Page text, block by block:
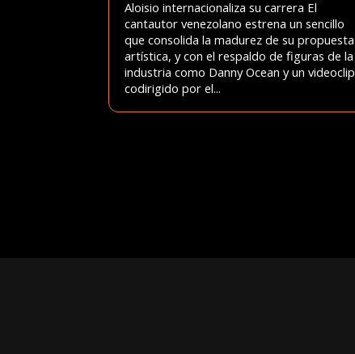
Aloisio internacionaliza su carrera El
cantautor venezolano estrena un sencillo
que consolida la madurez de su propuesta
artística, y con el respaldo de figuras de la
industria como Danny Ocean y un videoclip
codirigido por el...